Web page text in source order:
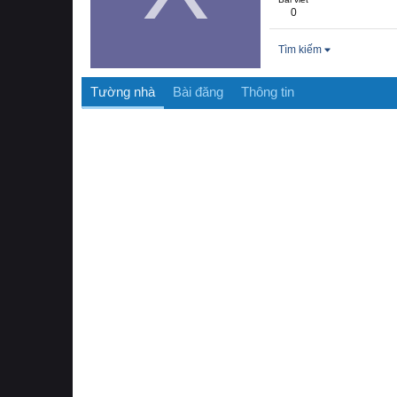
0
Tìm kiếm
Tường nhà Bài đăng Thông tin